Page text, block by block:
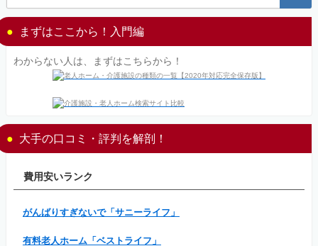
まずはここから！入門編
わからない人は、まずはこちらから！
大手の口コミ・評判を解剖！
費用安いランク
がんばりすぎないで「サニーライフ」
有料老人ホーム「ベストライフ」